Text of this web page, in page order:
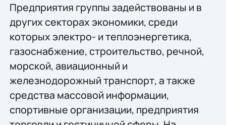
Предприятия группы задействованы и в
других секторах экономики, среди
которых электро- и теплоэнергетика,
газоснабжение, строительство, речной,
морской, авиационный и
железнодорожный транспорт, а также
средства массовой информации,
спортивные организации, предприятия